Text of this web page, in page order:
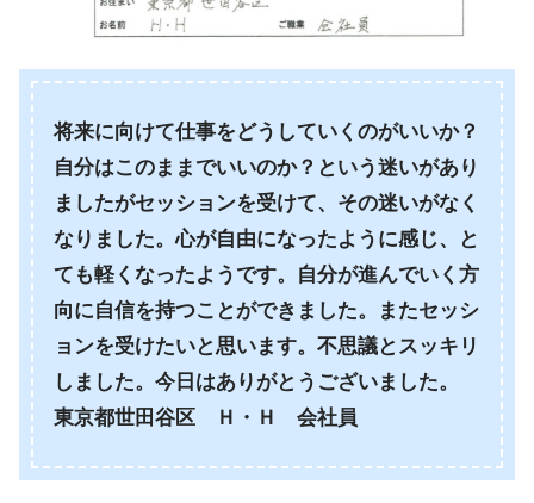
将来に向けて仕事をどうしていくのがいいか？
自分はこのままでいいのか？という迷いがあり
ましたがセッションを受けて、その迷いがなく
なりました。心が自由になったように感じ、と
ても軽くなったようです。自分が進んでいく方
向に自信を持つことができました。またセッシ
ョンを受けたいと思います。不思議とスッキリ
しました。今日はありがとうございました。
東京都世田谷区 Ｈ・Ｈ 会社員